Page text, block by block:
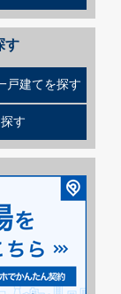
す
戸建てを探す
す